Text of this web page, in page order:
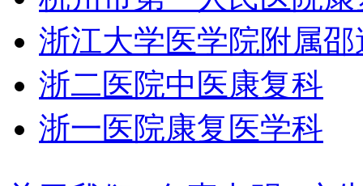
浙江大学医学院附属
浙二医院中医康复科
浙一医院康复医学科